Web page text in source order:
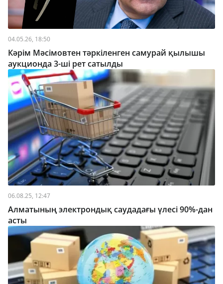
04.05.26, 18:50
Кәрім Мәсімовтен тәркіленген самурай қылышы
аукционда 3-ші рет сатылды
06.08.25, 12:47
Алматының электрондық саудадағы үлесі 90%-дан
асты